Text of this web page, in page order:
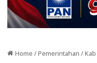
Home / Pemerintahan /